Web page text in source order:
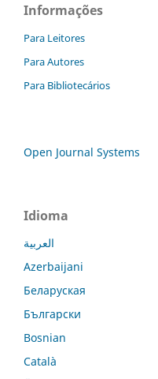
Informações
Para Leitores
Para Autores
Para Bibliotecários
Open Journal Systems
Idioma
العربية
Azerbaijani
Беларуская
Български
Bosnian
Català